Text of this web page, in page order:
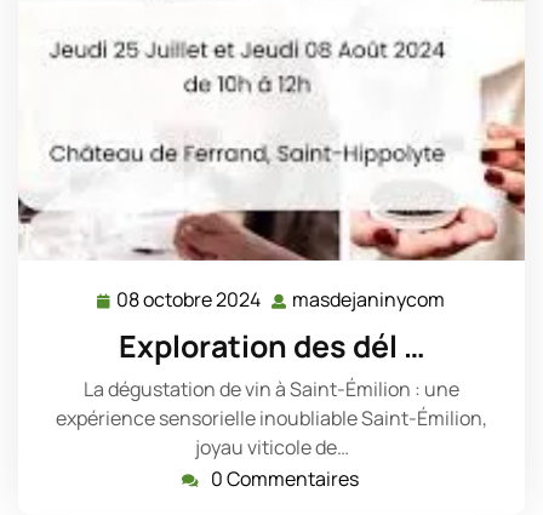
08 octobre 2024 08
octobre
2024
masdejaninycom
Exploration des dél …
La dégustation de vin à Saint-Émilion : une
expérience sensorielle inoubliable Saint-Émilion,
joyau viticole de…
0 Commentaires